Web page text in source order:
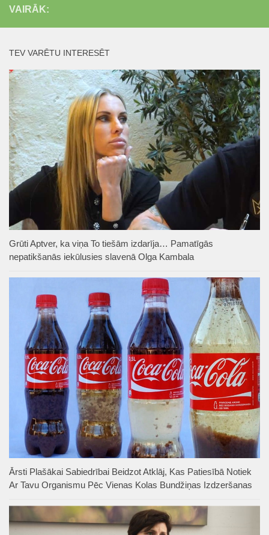
VAIRĀK:
TEV VARĒTU INTERESĒT
Grūti Aptver, ka viņa To tiešām izdarīja… Pamatīgās
nepatikšanās iekūlusies slavenā Olga Kambala
Ārsti Plašākai Sabiedrībai Beidzot Atklāj, Kas Patiesībā Notiek
Ar Tavu Organismu Pēc Vienas Kolas Bundžiņas Izdzeršanas